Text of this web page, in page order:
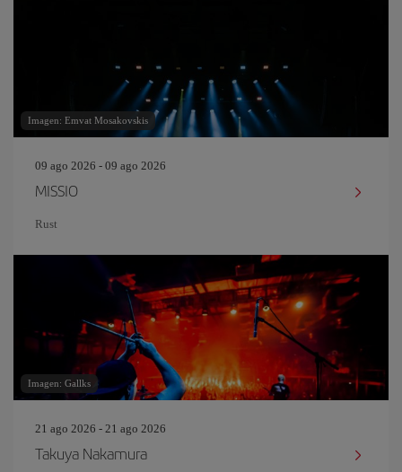
Imagen: Emvat Mosakovskis
09 ago 2026 - 09 ago 2026
MISSIO
Rust
Imagen: Gallks
21 ago 2026 - 21 ago 2026
Takuya Nakamura